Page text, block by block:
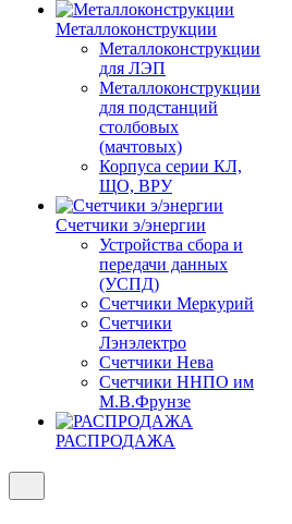
Металлоконструкции
Металлоконструкции
для ЛЭП
Металлоконструкции
для подстанций
столбовых
(мачтовых)
Корпуса серии КЛ,
ЩО, ВРУ
Счетчики э/энергии
Устройства сбора и
передачи данных
(УСПД)
Счетчики Меркурий
Счетчики
Лэнэлектро
Счетчики Нева
Счетчики ННПО им
М.В.Фрунзе
РАСПРОДАЖА